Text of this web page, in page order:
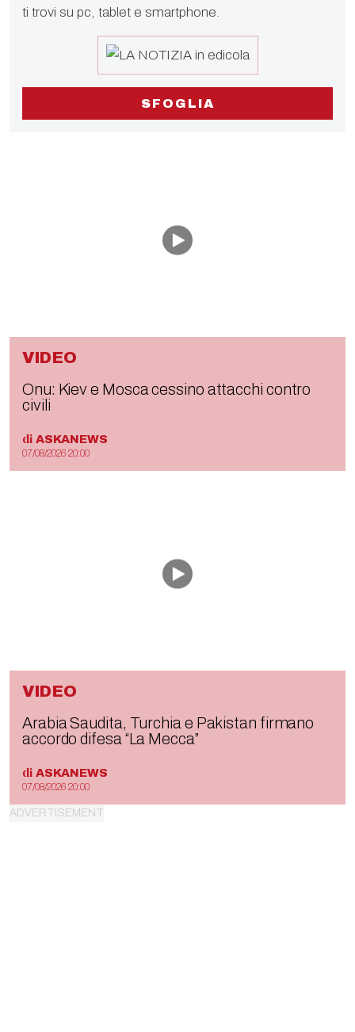
ti trovi su pc, tablet e smartphone.
SFOGLIA
VIDEO
Onu: Kiev e Mosca cessino attacchi contro
civili
di ASKANEWS
07/08/2026 20:00
VIDEO
Arabia Saudita, Turchia e Pakistan firmano
accordo difesa “La Mecca”
di ASKANEWS
07/08/2026 20:00